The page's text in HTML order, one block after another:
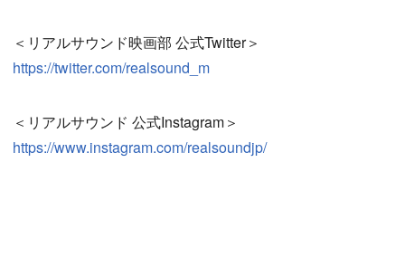
＜リアルサウンド映画部 公式Twitter＞
https://twitter.com/realsound_m
＜リアルサウンド 公式Instagram＞
https://www.instagram.com/realsoundjp/